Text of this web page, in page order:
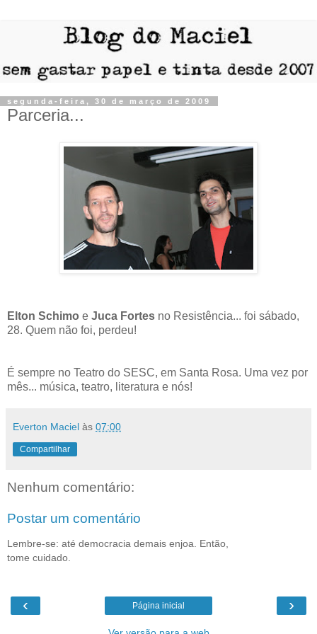
segunda-feira, 30 de março de 2009
Parceria...
Elton Schimo e Juca Fortes no Resistência... foi sábado,
28. Quem não foi, perdeu!
É sempre no Teatro do SESC, em Santa Rosa. Uma vez por
mês... música, teatro, literatura e nós!
Everton Maciel às 07:00
Compartilhar
Nenhum comentário:
Postar um comentário
Lembre-se: até democracia demais enjoa. Então,
tome cuidado.
‹ ›
Página inicial